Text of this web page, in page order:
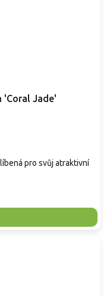
'Coral Jade'
pro svůj atraktivní